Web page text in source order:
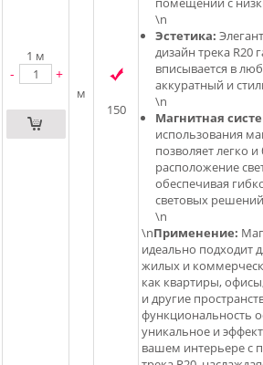
1 м
- +
м
150
\n
Эстетика:
дизайн трека R20
вписывается в
аккуратный и
\n
Магнитная
использования
позволяет легко
расположение
обеспечивая
световых
\n
\nПрименение:
идеально подходит
жилых и
как квартиры,
и другие
функциональность
уникальное и
вашем интерьере с